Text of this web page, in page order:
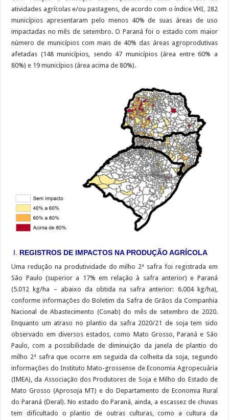
atividades agrícolas e/ou pastagens, de acordo com o índice VHI, 282
municípios apresentaram pelo menos 40% de suas áreas de uso
impactadas no mês de setembro. O Paraná foi o estado com maior
número de municípios com mais de 40% das áreas agroprodutivas
afetadas (148 municípios, sendo 47 municípios (área entre 60% a
80%) e 19 municípios (área acima de 80%).
I. REGISTROS DE IMPACTOS NA PRODUÇÃO AGRÍCOLA
Uma redução na produtividade do milho 2ª safra foi registrada em
São Paulo (superior a 17% em relação à safra anterior) e Paraná
(5.012 kg/ha – abaixo da obtida na safra anterior: 6.004 kg/ha),
conforme informações do Boletim da Safra de Grãos da Companhia
Nacional de Abastecimento (Conab) do mês de setembro de 2020.
Enquanto um atraso no plantio da safra 2020/21 de soja tem sido
observado em diversos estados, como Mato Grosso, Paraná e São
Paulo, com a possibilidade de diminuição da janela de plantio do
milho 2ª safra que ocorre em seguida da colheita da soja, segundo
informações do Instituto Mato-grossense de Economia Agropecuária
(IMEA), da Associação dos Produtores de Soja e Milho do Estado de
Mato Grosso (Aprosoja MT) e do Departamento de Economia Rural
do Paraná (Deral). No estado do Paraná, ainda, a escassez de chuvas
tem dificultado o plantio de outras culturas, como a cultura da